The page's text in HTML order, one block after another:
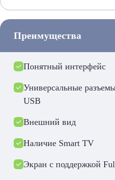
Преимущества
Понятный интерфейс
Универсальные
USB
Внешний вид
Наличие Smart TV
Экран с поддержкой